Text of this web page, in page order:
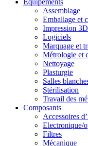
Assemblage
Emballage et
Impression 3D
Logiciels
Marquage et
Métrologie et
Nettoyage
Plasturgie
Salles
Stérilisation
Travail des
Composants
Accessoires
Electronique/
Filtres
Mécanique